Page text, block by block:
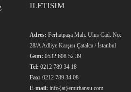
ILETISIM
Adres: Ferhatpaşa Mah. Ulus Cad. No:
28/A Adliye Karşısı Çatalca / İstanbul
Gsm: 0532 608 52 39
Tel: 0212 789 34 18
Fax: 0212 789 34 08
E-mail: info{at}emirhansu.com